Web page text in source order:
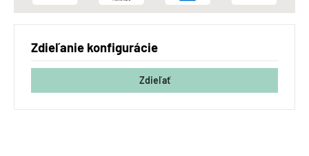
Zdieľanie konfigurácie
Zdieľať